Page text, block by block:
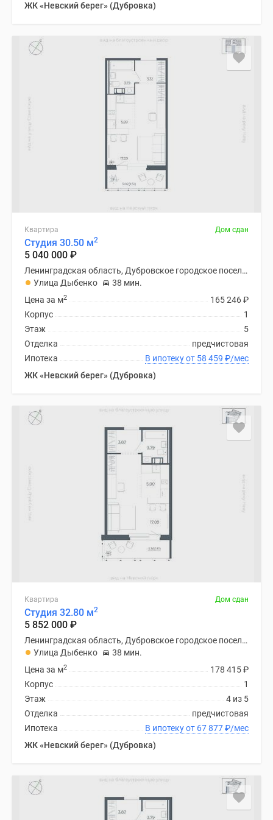
ЖК «Невский берег» (Дубровка)
Квартира Дом сдан
Студия 30.50 м2
5 040 000 ₽
Ленинградская область, Дубровское городское поселение
Улица Дыбенко
38 мин.
165 246₽
Цена за м2
1
Корпус
5
Этаж
предчистовая
Отделка
В ипотеку от 58 459 ₽/мес
Ипотека
ЖК «Невский берег» (Дубровка)
Квартира Дом сдан
Студия 32.80 м2
5 852 000 ₽
Ленинградская область, Дубровское городское поселение
Улица Дыбенко
38 мин.
178 415₽
Цена за м2
1
Корпус
4 из 5
Этаж
предчистовая
Отделка
В ипотеку от 67 877₽/мес
Ипотека
ЖК «Невский берег» (Дубровка)